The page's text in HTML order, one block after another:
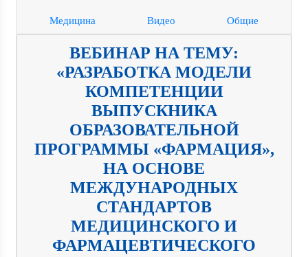
Медицина Видео Общие
ВЕБИНАР НА ТЕМУ:
«РАЗРАБОТКА МОДЕЛИ
КОМПЕТЕНЦИИ
ВЫПУСКНИКА
ОБРАЗОВАТЕЛЬНОЙ
ПРОГРАММЫ «ФАРМАЦИЯ»,
НА ОСНОВЕ
МЕЖДУНАРОДНЫХ
СТАНДАРТОВ
МЕДИЦИНСКОГО И
ФАРМАЦЕВТИЧЕСКОГО